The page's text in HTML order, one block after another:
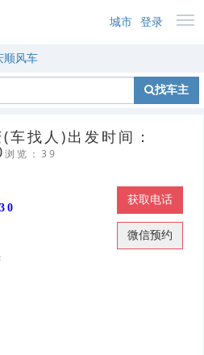
城市 登录
顺风车
找车主
找人)出发时间：
浏览：39
获取电话
微信预约